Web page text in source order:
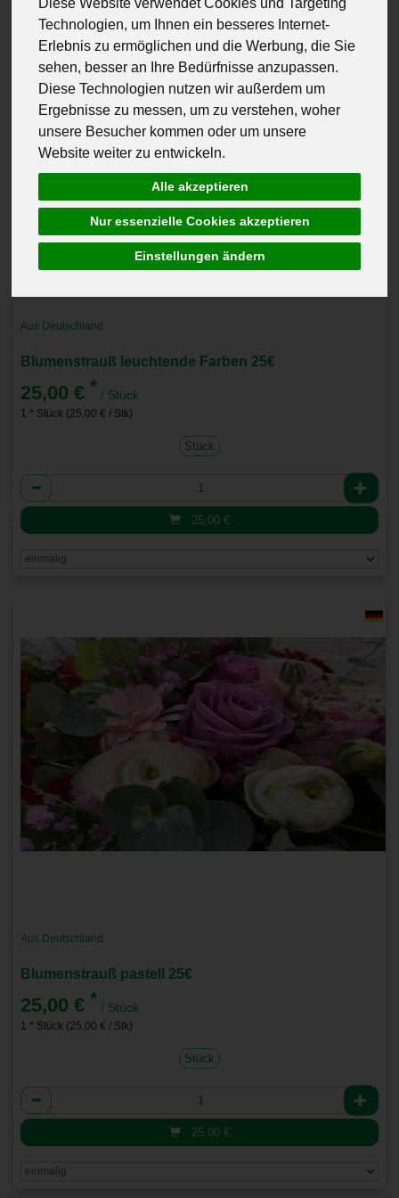
Diese Website verwendet Cookies und Targeting
Technologien, um Ihnen ein besseres Internet-
Erlebnis zu ermöglichen und die Werbung, die Sie
sehen, besser an Ihre Bedürfnisse anzupassen.
Diese Technologien nutzen wir außerdem um
Ergebnisse zu messen, um zu verstehen, woher
unsere Besucher kommen oder um unsere
Website weiter zu entwickeln.
Alle akzeptieren
Nur essenzielle Cookies akzeptieren
Einstellungen ändern
Aus Deutschland
Blumenstrauß leuchtende Farben 25€
25,00 € * / Stück
1 * Stück (25,00 € / Stk)
Stück
Anzahl
25,00 €
Aus Deutschland
Blumenstrauß pastell 25€
25,00 € * / Stück
1 * Stück (25,00 € / Stk)
Stück
Anzahl
25,00 €